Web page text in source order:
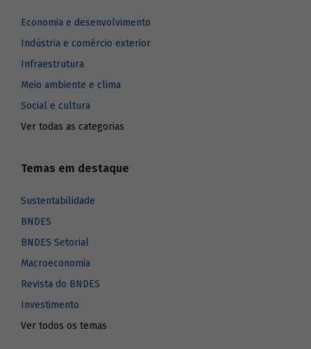
Economia e desenvolvimento
Indústria e comércio exterior
Infraestrutura
Meio ambiente e clima
Social e cultura
Ver todas as categorias
Temas em destaque
Sustentabilidade
BNDES
BNDES Setorial
Macroeconomia
Revista do BNDES
Investimento
Ver todos os temas